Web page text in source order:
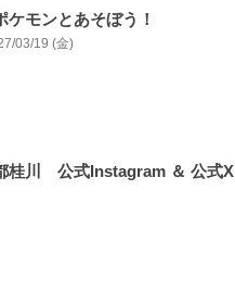
ケモンとあそぼう！
03/19 (金)
桂川 公式Instagram ＆ 公式X